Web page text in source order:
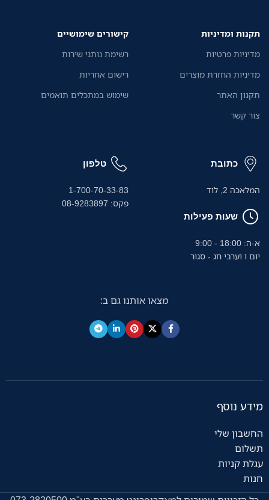
תקנות ומדיניות
מדיניות פרטיות
מדיניות החזרת מוצרים
תקנון האתר
צור קשר
קישורים שימושיים
רשימת נותני שירות
רישום אחריות
שימוש במתכלים תואמים
כתובת
המלאכה 2, לוד
שעות פעילות
א-ה: 18:00 - 9:00
יום ו וערבי חג - סגור
טלפון
1-700-70-33-83
פקס: 08-9283897
מצאו אותנו גם ב:
מידע נוסף
החשבון שלי
תשלום
עגלת קניות
חנות